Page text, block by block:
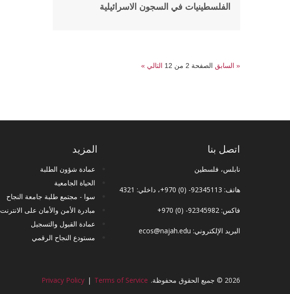
الفلسطينيات في السجون الاسرائيلية
« السابق الصفحة 2 من 12 التالي »
اتصل بنا
نابلس، فلسطين
هاتف: 92345113- (0) 970+، داخلي: 4321
فاكس: 92345982- (0) 970+
البريد الإلكتروني: ecos@najah.edu
المزيد
عمادة شؤون الطلبة
الحياة الجامعية
سوا - مجتمع طلبة جامعة النجاح
مبادرة الأمن والأمان على الانترنت
عمادة القبول والتسجيل
مستودع النجاح الرقمي
2026 © جميع الحقوق محفوظة. Privacy Policy | Terms of Service